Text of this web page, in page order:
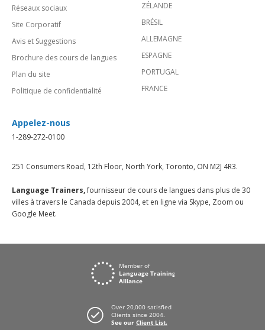
Réseaux sociaux
Site Corporatif
Avis et Suggestions
Brochure des cours de langues
Plan du site
Politique de confidentialité
ZÉLANDE
BRÉSIL
ALLEMAGNE
ESPAGNE
PORTUGAL
FRANCE
Appelez-nous
1-289-272-0100
251 Consumers Road, 12th Floor, North York, Toronto, ON M2J 4R3.
Language Trainers,fournisseur de cours de langues dans plus de 30
villes à travers le Canada depuis 2004, et en ligne via Skype, Zoom ou
Google Meet.